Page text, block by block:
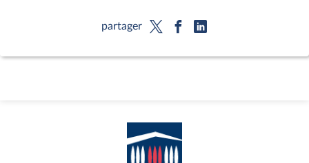
partager